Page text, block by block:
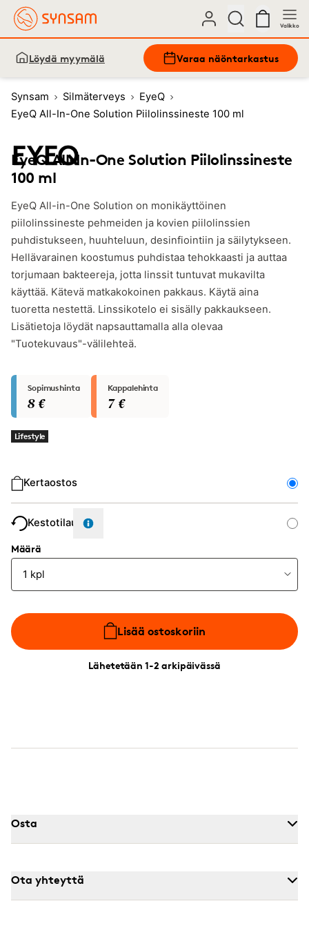
Valikko
Löydä myymälä Varaa näöntarkastus
Synsam Silmäterveys
EyeQ
EyeQ All-In-One Solution Piilolinssineste 100 ml
EyeQ All-In-One Solution Piilolinssineste
100 ml
EyeQ All-in-One Solution on monikäyttöinen
piilolinssineste pehmeiden ja kovien piilolinssien
puhdistukseen, huuhteluun, desinfiointiin ja säilytykseen.
Hellävarainen koostumus puhdistaa tehokkaasti ja auttaa
torjumaan bakteereja, jotta linssit tuntuvat mukavilta
käyttää. Kätevä matkakokoinen pakkaus. Käytä aina
tuoretta nestettä. Linssikotelo ei sisälly pakkaukseen.
Lisätietoja löydät napsauttamalla alla olevaa
"Tuotekuvaus"-välilehteä.
Sopimushinta
8 €
Kappalehinta
7 €
Lifestyle
Kertaostos
Kestotilaus
Määrä
Lisää ostoskoriin
Lähetetään 1-2 arkipäivässä
Osta
Ota yhteyttä